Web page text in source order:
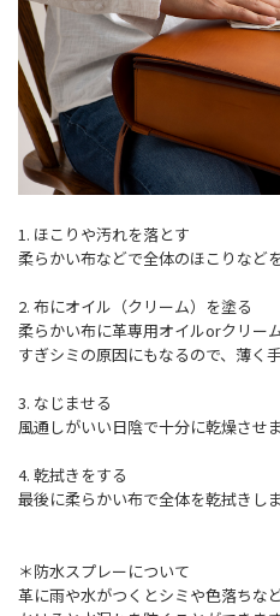
1. ほこりや汚れを落とす
柔らかい布などで全体のほこりなど
2. 布にオイル（クリーム）を塗る
柔らかい布に革専用オイルorクリー
すぎシミの原因にもなるので、薄く
3. なじませる
風通しがいい日陰で十分に乾燥させま
4. 乾拭きをする
最後に柔らかい布で全体を乾拭きしま
＊防水スプレーについて
革に雨や水がつくとシミや色落ちな